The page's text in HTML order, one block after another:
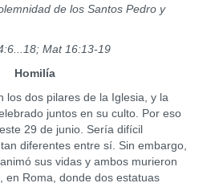
de los Santos Pedro y
Mat 16:13-19
Homilía
dos pilares de la Iglesia, y la
juntos en su culto. Por eso
29 de junio. Sería difícil
diferentes entre sí. Sin embargo,
sus vidas y ambos murieron
en Roma, donde dos estatuas